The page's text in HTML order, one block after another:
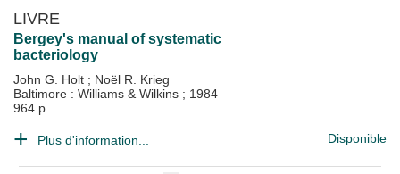
LIVRE
Bergey's manual of systematic
bacteriology
John G. Holt ; Noël R. Krieg
Baltimore : Williams & Wilkins ; 1984
964 p.
Plus d'information... Disponible